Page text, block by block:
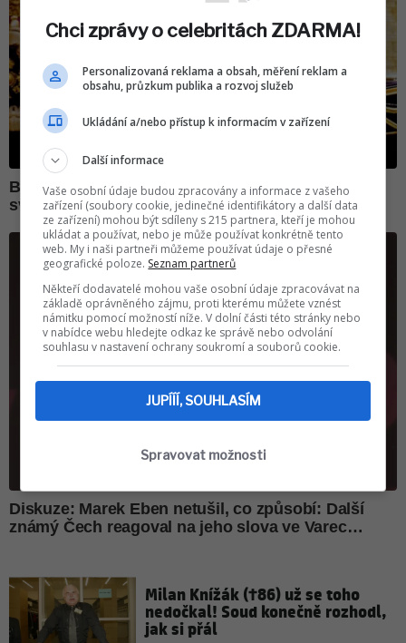
Milan Knížák (†86) už se toho
nedočkal! Soud konečně rozhodl,
jak si přál
Chci zprávy o celebritách ZDARMA!
Personalizovaná reklama a obsah, měření reklam a
obsahu, průzkum publika a rozvoj služeb
Ukládání a/nebo přístup k informacím v zařízení
Další informace
Vaše osobní údaje budou zpracovány a informace z vašeho
zařízení (soubory cookie, jedinečné identifikátory a další data
ze zařízení) mohou být sdíleny s 215 partnera, kteří je mohou
ukládat a používat, nebo je může používat konkrétně tento
web. My i naši partneři můžeme používat údaje o přesné
geografické poloze. Seznam partnerů
Někteří dodavatelé mohou vaše osobní údaje zpracovávat na
základě oprávněného zájmu, proti kterému můžete vznést
námitku pomocí možností níže. V dolní části této stránky nebo
v nabídce webu hledejte odkaz ke správě nebo odvolání
souhlasu v nastavení ochrany soukromí a souborů cookie.
JUPÍÍÍ, SOUHLASÍM
Spravovat možnosti